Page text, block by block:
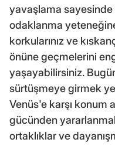
yavaşlama
odaklanma
korkularınız ve
önüne geçmelerini
yaşayabilirsiniz.
sürtüşmeye girmek
Venüs'e karşı konum
gücünden
ortaklıklar ve